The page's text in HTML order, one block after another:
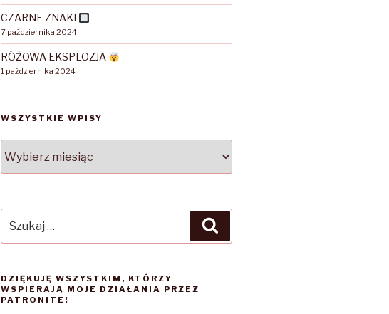
CZARNE ZNAKI
7 października 2024
RÓŻOWA EKSPLOZJA
1 października 2024
WSZYSTKIE WPISY
WPISY
DZIĘKUJĘ WSZYSTKIM, KTÓRZY
WSPIERAJĄ MOJE DZIAŁANIA PRZEZ
PATRONITE!